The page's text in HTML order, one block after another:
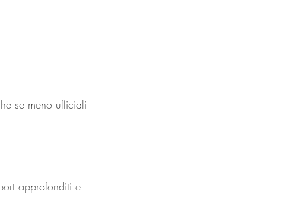
se meno ufficiali
approfonditi e